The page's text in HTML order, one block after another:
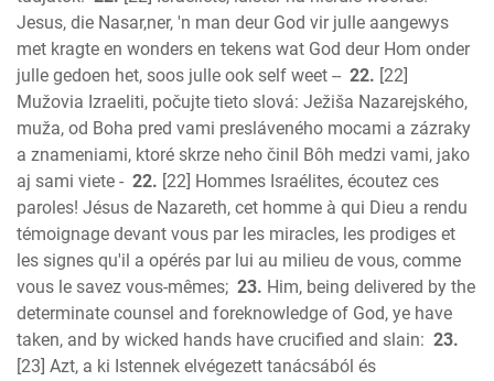
Jesus, die Nasar,ner, 'n man deur God vir julle aangewys
met kragte en wonders en tekens wat God deur Hom onder
julle gedoen het, soos julle ook self weet -- 22. [22]
Mužovia Izraeliti, počujte tieto slová: Ježiša Nazarejského,
muža, od Boha pred vami presláveného mocami a zázraky
a znameniami, ktoré skrze neho činil Bôh medzi vami, jako
aj sami viete - 22. [22] Hommes Israélites, écoutez ces
paroles! Jésus de Nazareth, cet homme à qui Dieu a rendu
témoignage devant vous par les miracles, les prodiges et
les signes qu'il a opérés par lui au milieu de vous, comme
vous le savez vous-mêmes; 23. Him, being delivered by the
determinate counsel and foreknowledge of God, ye have
taken, and by wicked hands have crucified and slain: 23.
[23] Azt, a ki Istennek elvégezett tanácsából és